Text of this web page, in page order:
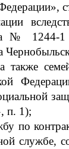
№ 1244-1
также
п. 1);
по
службе,